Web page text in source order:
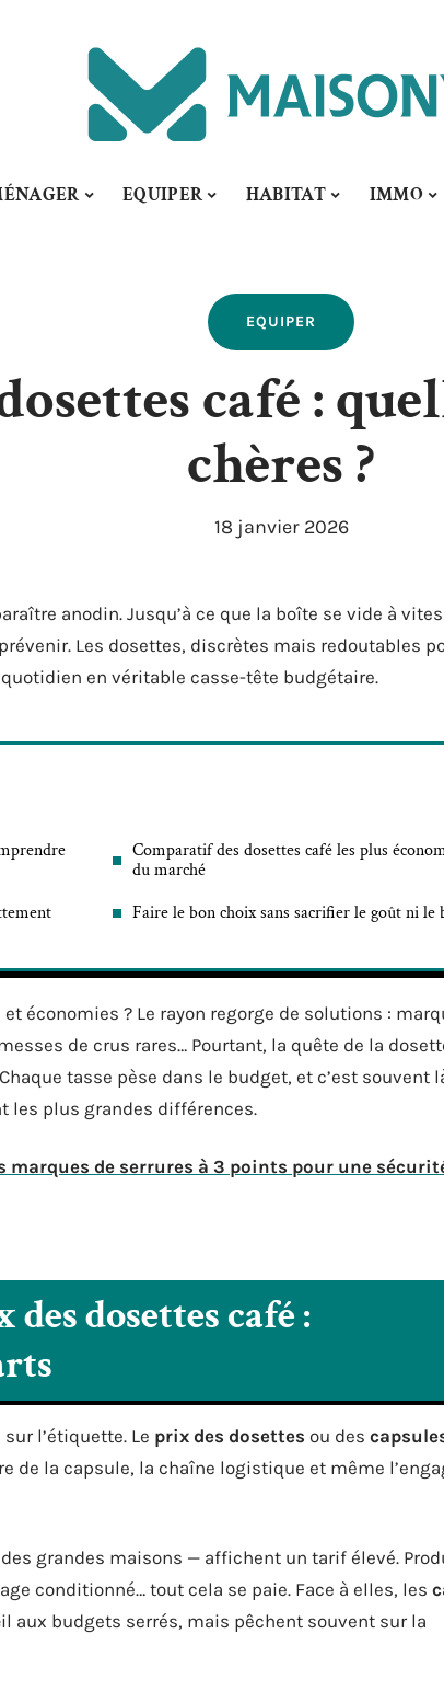
EQUIPER HABITAT IMMO
EQUIPER
café :
chères ?
18 janvier 2026
anodin. Jusqu’à ce que la boîte se vide à
Les dosettes, discrètes mais redoutables
en véritable casse-tête budgétaire.
Comparatif des dosettes café les plus
du marché
Faire le bon choix sans sacrifier le goût ni le
économies ? Le rayon regorge de solutions :
de crus rares… Pourtant, la quête de la
tasse pèse dans le budget, et c’est souvent
les plus grandes différences.
marques de serrures à 3 points pour une
dosettes café :
l’étiquette. Le prix des dosettes ou des
de la capsule, la chaîne logistique et même
grandes maisons — affichent un tarif élevé.
conditionné… tout cela se paie. Face à elles, les
aux budgets serrés, mais pêchent souvent sur la